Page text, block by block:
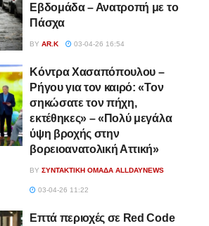
Εβδομάδα – Ανατροπή με το
Πάσχα
BY AR.K 03-04-26 16:54
Κόντρα Χασαπόπουλου –
Ρήγου για τον καιρό: «Τον
σηκώσατε τον πήχη,
εκτέθηκες» – «Πολύ μεγάλα
ύψη βροχής στην
βορειοανατολική Αττική»
BY ΣΥΝΤΑΚΤΙΚΉ ΟΜΆΔΑ ALLDAYNEWS
03-04-26 11:22
Επτά περιοχές σε Red Code